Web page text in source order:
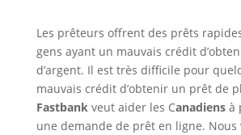
Les prêteurs offrent des prêts
gens ayant un mauvais crédit
d’argent. Il est très difficile pour
mauvais crédit d’obtenir un prêt de
Fastbankveut aider les Canadiensà
une demande de prêt en ligne. Nous